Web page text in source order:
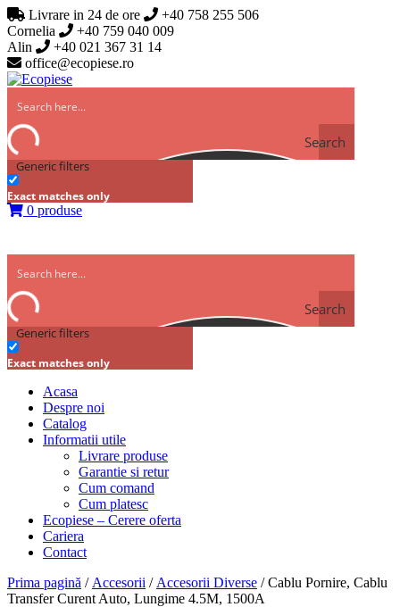
Livrare in 24 de ore
+40 758 255 506
Cornelia
+40 759 040 009
Alin
+40 021 367 31 14
office@ecopiese.ro
Search
Generic filters
Exact matches only
0 produse
Search
Generic filters
Exact matches only
Acasa
Despre noi
Catalog
Informatii utile
Livrare produse
Garantie si retur
Cum comand
Cum platesc
Ecopiese – Cerere oferta
Cariera
Contact
Prima pagină / Accesorii / Accesorii Diverse / Cablu Pornire, Cablu
Transfer Curent Auto, Lungime 4.5M, 1500A